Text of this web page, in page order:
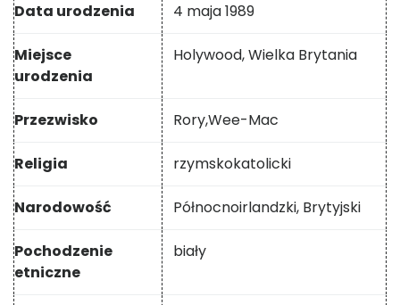
Data urodzenia 4 maja 1989
Miejsce
urodzenia
Holywood, Wielka Brytania
Przezwisko Rory,Wee-Mac
Religia rzymskokatolicki
Narodowość Północnoirlandzki, Brytyjski
Pochodzenie
etniczne
biały